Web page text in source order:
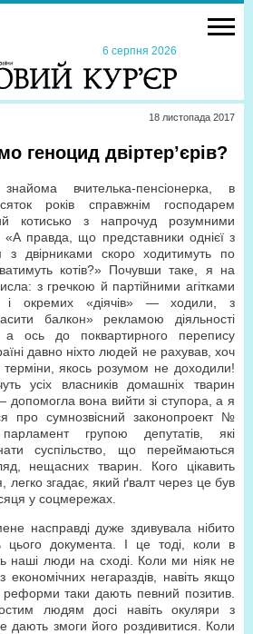
6 серпня 2026
18 листопада 2017
геноцид двіртер’єрів?
вчителька-пенсіонерка, в
років справжнім господарем
котисько з напрочуд розумними
правда, що представники однієї з
з двірниками скоро ходитимуть по
котів?» Почувши таке, я на
з гречкою й партійними агітками
і окремих «діячів» — ходили, з
балкон» рекламою діяльності
ось до поквартирного перепису
давно ніхто людей не рахував, хоч
терміни, якось розумом не доходили!
усіх власників домашніх тварин
вона вийти зі ступора, а я
про сумнозвісний законопроект №
групою депутатів, які
суспільство, що переймаються
нещасних тварин. Кого цікавить
легко згадає, який ґвалт через це був
у соцмережах.
насправді дуже здивувала нібито
цього документа. І це тоді, коли в
наші люди на сході. Коли ми ніяк не
негараздів, навіть якщо
реформи таки дають певний позитив.
людям досі навіть окуляри з
дають змоги його роздивитися. Коли